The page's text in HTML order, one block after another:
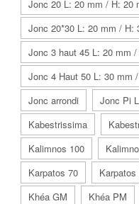
Jonc 20 L: 20 mm / H: 20
Jonc 20*30 L: 20 mm / H:
Jonc 3 haut 45 L: 20 mm
Jonc 4 Haut 50 L: 30 mm
Jonc arrondi
Jonc Pi
Kabestrissima
Kalimnos 100
Karpatos 70
Khéa GM
Khéa PM